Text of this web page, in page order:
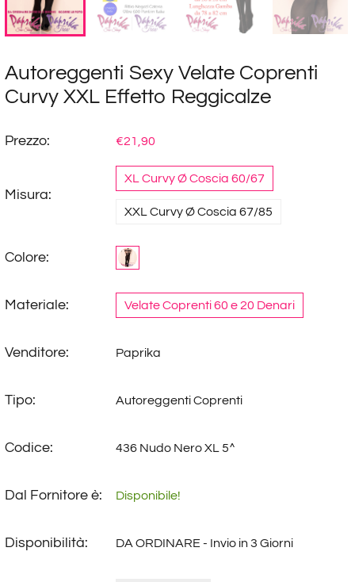
Autoreggenti Sexy Velate Coprenti
Curvy XXL Effetto Reggicalze
Prezzo: €21,90
Misura:
XL Curvy Ø Coscia 60/67
XXL Curvy Ø Coscia 67/85
Colore:
Materiale: Velate Coprenti 60 e 20 Denari
Venditore: Paprika
Tipo: Autoreggenti Coprenti
Codice: 436 Nudo Nero XL 5^
Dal Fornitore è: Disponibile!
Disponibilità: DA ORDINARE - Invio in 3 Giorni